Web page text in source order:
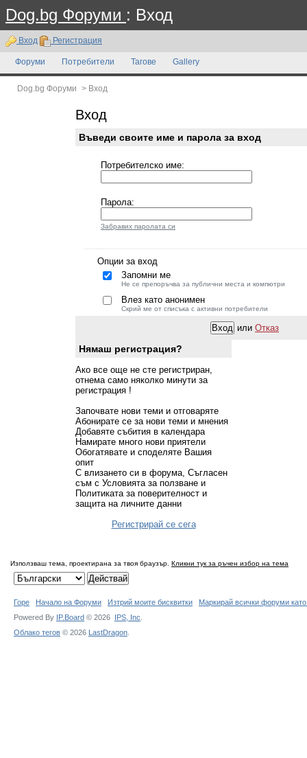
Dog.bg Форуми : Вход
Вход Регистрация
Форуми Потребители Тагове Gallery
Dog.bg Форуми > Вход
Вход
Въведи своите име и парола за вход
Потребителско име:
Парола:
Забравих паролата си
Опции за вход
Запомни ме
Не се препоръчва за публични места и компютри
Влез като анонимен
Скрий ме от списъка с активни потребители
или Отказ
Нямаш регистрация?
Ако все още не сте регистриран,
отнема само няколко минути за
регистрация !
Започвате нови теми и отговаряте
Абонирате се за нови теми и мнения
Добавяте събития в календара
Намирате много нови приятели
Обогатявате и споделяте Вашия
опит
С влизането си в форума, Съгласен
съм с Условията за ползване и
Политиката за поверителност и
защита на личните данни
Регистрирай се сега
Използваш тема, проектирана за твоя браузър. Кликни тук за ръчен избор на тема
Горе Начало на Форуми Изтрий моите бисквитки
Маркирай всички форуми
Powered By
IP.Board © 2026 IPS, Inc
Облако тегов © 2026 LastDragon